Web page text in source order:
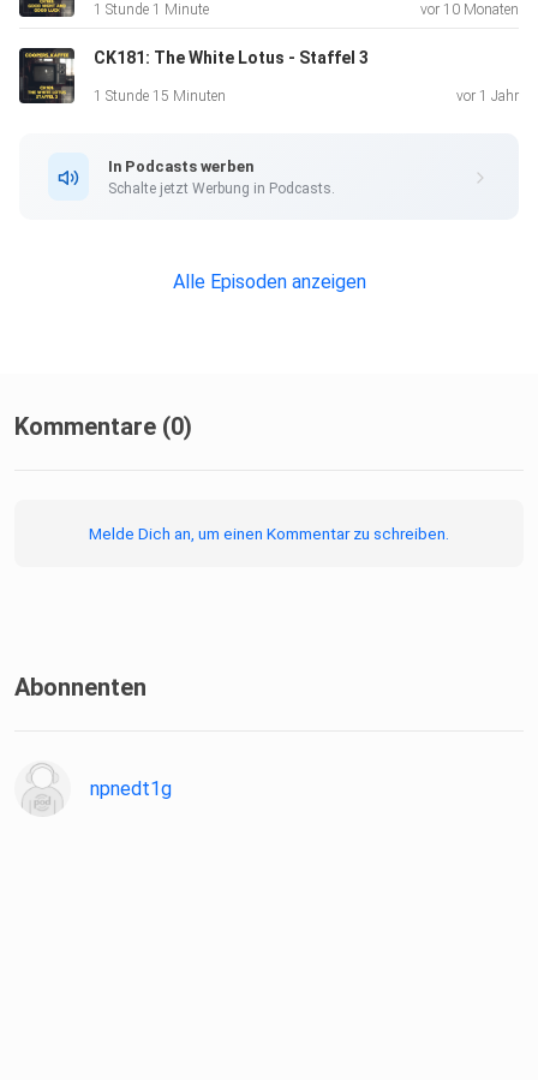
1 Stunde 1 Minute vor 10 Monaten
CK181: The White Lotus - Staffel 3
1 Stunde 15 Minuten vor 1 Jahr
In Podcasts werben
Schalte jetzt Werbung in Podcasts.
Alle Episoden anzeigen
Kommentare (0)
Melde Dich an, um einen Kommentar zu schreiben.
Abonnenten
npnedt1g